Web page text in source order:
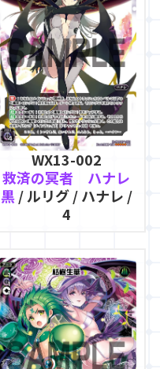
WX13-002
救済の冥者 ハナレ
黒/ ルリグ / ハナレ /
4